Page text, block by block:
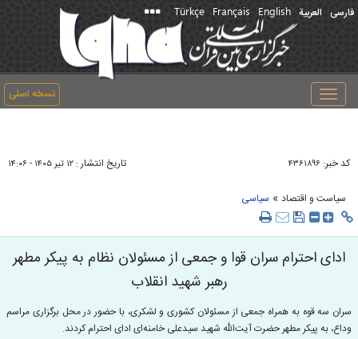
فارسی العربیة English
Français
Türkçe
نسخه اصلی
Toggle
navigation
کد خبر: ۴۳۶۱۸۹۶ تاریخ انتشار : ۱۲ تير ۱۴۰۵ - ۱۴:۰۶
سیاست و اقتصاد » سیاسی
ادای احترام سران قوا و جمعی از مسئولان نظام به پیکر مطهر
رهبر شهید انقلاب
سران سه قوه به همراه جمعی از مسئولان کشوری و لشکری، با حضور در محل برگزاری مراسم
وداع، به پیکر مطهر حضرت آیت‌الله شهید سیدعلی خامنه‌ای ادای احترام کردند.